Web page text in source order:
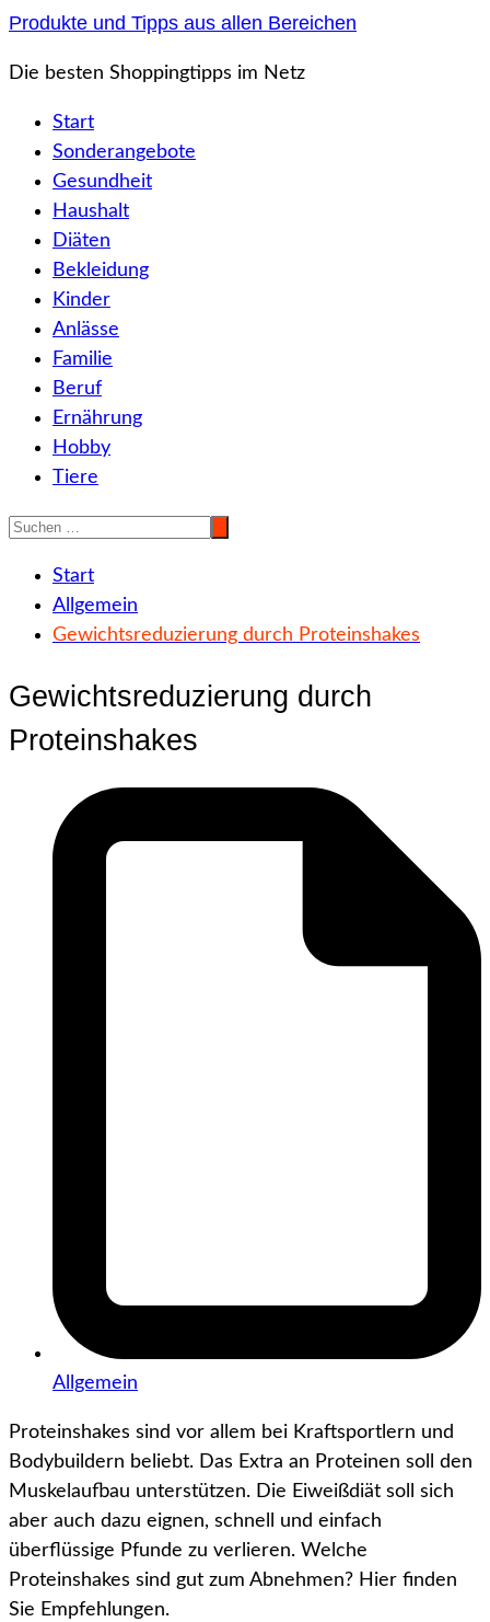
Zum
springen
Produkte und Tipps aus allen Bereichen
Die besten Shoppingtipps im Netz
Start
Sonderangebote
Gesundheit
Haushalt
Diäten
Bekleidung
Kinder
Anlässe
Familie
Beruf
Ernährung
Hobby
Tiere
Start
Allgemein
Gewichtsreduzierung durch Proteinshakes
Gewichtsreduzierung durch
Proteinshakes
Allgemein
Proteinshakes sind vor allem bei Kraftsportlern und
Bodybuildern beliebt. Das Extra an Proteinen soll den
Muskelaufbau unterstützen. Die Eiweißdiät soll sich
aber auch dazu eignen, schnell und einfach
überflüssige Pfunde zu verlieren. Welche
Proteinshakes sind gut zum Abnehmen? Hier finden
Sie Empfehlungen.